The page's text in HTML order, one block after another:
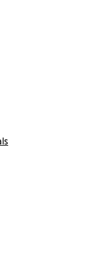
unterstützt uns
regelmäßig